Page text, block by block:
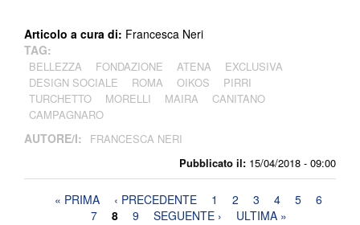
Pubblicato il: 15/04/2018 - 09:00
Articolo a cura di: Francesca Neri
TAG:
BELLEZZA FONDAZIONE ATENA
EXCLUSIVA
DESIGN SOCIALE
ROMA OIKOS
PIRRI
TURCHETTO
MORELLI MAIRA
CANITANO
CAMPAGNARO
AUTORE/I: FRANCESCA NERI
Pagine« PRIMA ‹ PRECEDENTE 1 2 3 4 5
6
7
8 9 SEGUENTE › ULTIMA »